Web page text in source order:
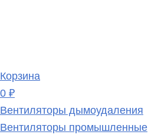
Корзина
0 ₽
Вентиляторы дымоудаления
Вентиляторы промышленные